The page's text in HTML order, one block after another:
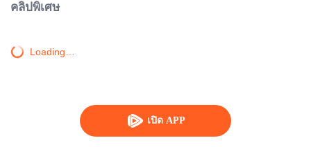
เปิด APP
คลิปพิเศษ
Loading…